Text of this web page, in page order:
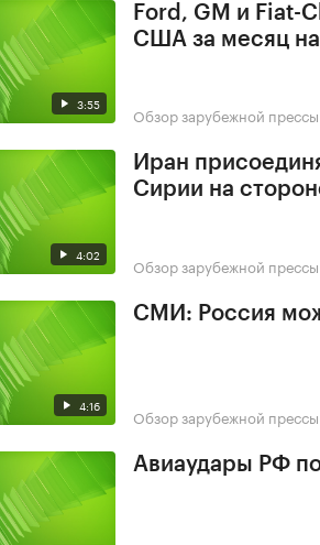
3:55
Ford, GM и Fiat-
США за месяц на
Обзор зарубежной прессы
4:02
Иран
Сирии на
Обзор зарубежной прессы
4:16
СМИ: Россия
Обзор зарубежной прессы
Авиаудары РФ